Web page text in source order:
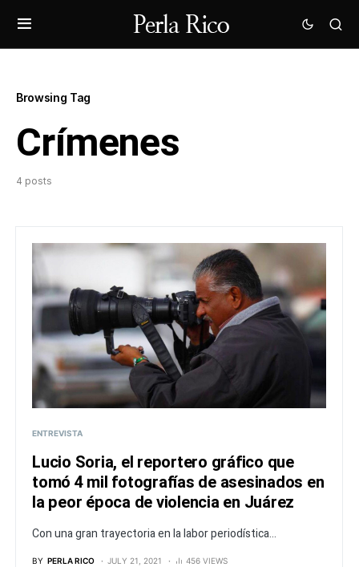
Browsing Tag
Crímenes
4 posts
ENTREVISTA
Lucio Soria, el reportero gráfico que
tomó 4 mil fotografías de asesinados en
la peor época de violencia en Juárez
Con una gran trayectoria en la labor periodística...
BY PERLA RICO JULY 21, 2021 456 VIEWS